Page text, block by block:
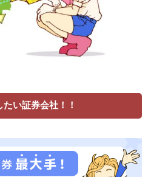
い証券会社！！